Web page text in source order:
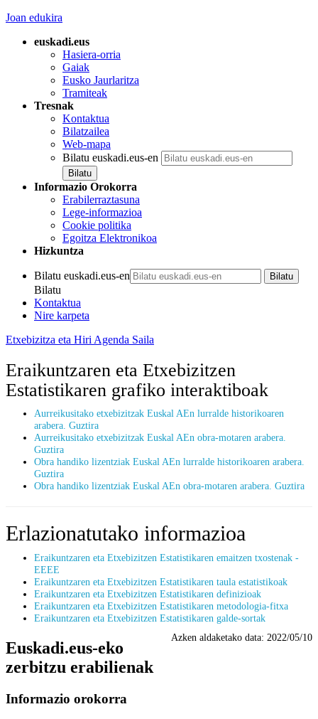
Joan edukira
euskadi.eus
Hasiera-orria
Gaiak
Eusko Jaurlaritza
Tramiteak
Tresnak
Kontaktua
Bilatzailea
Web-mapa
Bilatu euskadi.eus-en
Informazio Orokorra
Erabilerraztasuna
Lege-informazioa
Cookie politika
Egoitza Elektronikoa
Hizkuntza
Bilatu euskadi.eus-en
Bilatu
Kontaktua
Nire karpeta
Etxebizitza eta Hiri Agenda Saila
Eraikuntzaren eta Etxebizitzen
Estatistikaren grafiko interaktiboak
Aurreikusitako etxebizitzak Euskal AEn lurralde historikoaren
arabera. Guztira
Aurreikusitako etxebizitzak Euskal AEn obra-motaren arabera.
Guztira
Obra handiko lizentziak Euskal AEn lurralde historikoaren arabera.
Guztira
Obra handiko lizentziak Euskal AEn obra-motaren arabera. Guztira
Erlazionatutako informazioa
Eraikuntzaren eta Etxebizitzen Estatistikaren emaitzen txostenak -
EEEE
Eraikuntzaren eta Etxebizitzen Estatistikaren taula estatistikoak
Eraikuntzaren eta Etxebizitzen Estatistikaren definizioak
Eraikuntzaren eta Etxebizitzen Estatistikaren metodologia-fitxa
Eraikuntzaren eta Etxebizitzen Estatistikaren galde-sortak
Azken aldaketako data: 2022/05/10
Euskadi.eus-eko
zerbitzu erabilienak
Informazio orokorra